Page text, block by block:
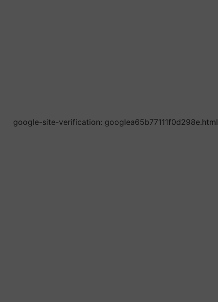
google-site-verification: googlea65b77111f0d298e.html